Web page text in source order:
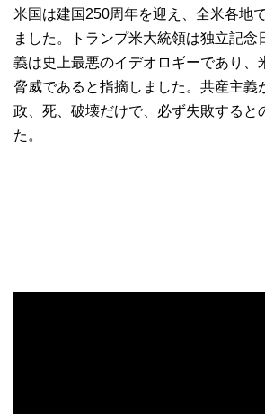
米国は建国250周年を迎え、全米各地
ました。トランプ米大統領は独立記念
義は史上最悪のイデオロギーであり、
脅威であると指摘しました。共産主義
政、死、破壊だけで、必ず失敗すると
た。